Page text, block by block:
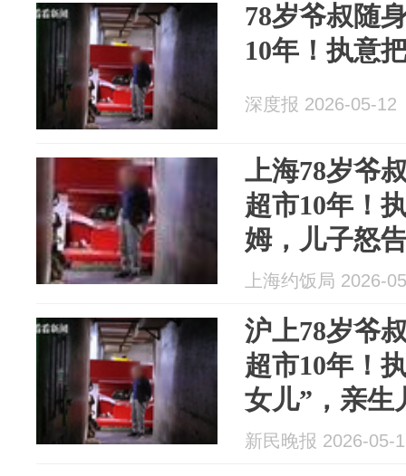
78岁爷叔随
10年！执意
深度报 2026-05-12
上海78岁爷
超市10年！
姆，儿子怒
上海约饭局 2026-
沪上78岁爷
超市10年！
女儿”，亲生
翻
新民晚报 2026-05-